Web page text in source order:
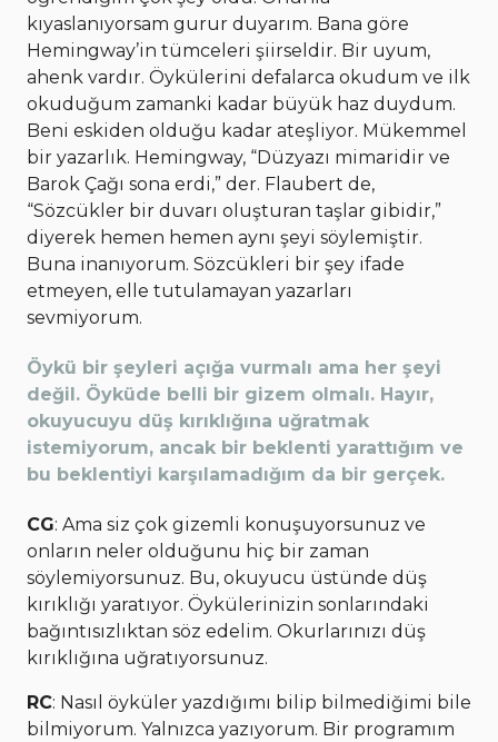
kıyaslanıyorsam gurur duyarım. Bana göre
Hemingway’in tümceleri şiirseldir. Bir uyum,
ahenk vardır. Öykülerini defalarca okudum ve ilk
okuduğum zamanki kadar büyük haz duydum.
Beni eskiden olduğu kadar ateşliyor. Mükemmel
bir yazarlık. Hemingway, “Düzyazı mimaridir ve
Barok Çağı sona erdi,” der. Flaubert de,
“Sözcükler bir duvarı oluşturan taşlar gibidir,”
diyerek hemen hemen aynı şeyi söylemiştir.
Buna inanıyorum. Sözcükleri bir şey ifade
etmeyen, elle tutulamayan yazarları
sevmiyorum.
Öykü bir şeyleri açığa vurmalı ama her şeyi
değil. Öyküde belli bir gizem olmalı. Hayır,
okuyucuyu düş kırıklığına uğratmak
istemiyorum, ancak bir beklenti yarattığım ve
bu beklentiyi karşılamadığım da bir gerçek.
CG: Ama siz çok gizemli konuşuyorsunuz ve
onların neler olduğunu hiç bir zaman
söylemiyorsunuz. Bu, okuyucu üstünde düş
kırıklığı yaratıyor. Öykülerinizin sonlarındaki
bağıntısızlıktan söz edelim. Okurlarınızı düş
kırıklığına uğratıyorsunuz.
RC: Nasıl öyküler yazdığımı bilip bilmediğimi bile
bilmiyorum. Yalnızca yazıyorum. Bir programım